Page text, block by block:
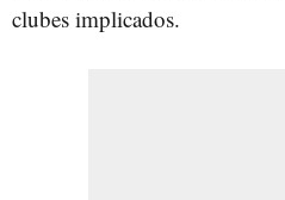
clubes implicados.